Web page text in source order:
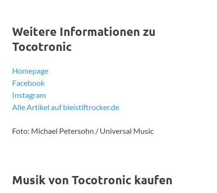
Weitere Informationen zu
Tocotronic
Homepage
Facebook
Instagram
Alle Artikel auf bleistiftrocker.de
Foto: Michael Petersohn / Universal Music
Musik von Tocotronic kaufen